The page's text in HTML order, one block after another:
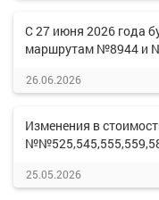
С 27 июня 2026 года
маршрутам №8944 и
26.06.2026
Изменения в
25.05.2026